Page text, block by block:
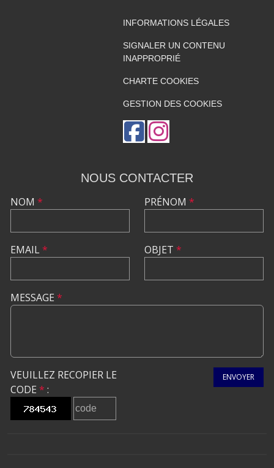
INFORMATIONS LÉGALES
SIGNALER UN CONTENU
INAPPROPRIÉ
CHARTE COOKIES
GESTION DES COOKIES
NOUS CONTACTER
NOM *
EMAIL*
PRÉNOM *
OBJET *
MESSAGE *
VEUILLEZ RECOPIER LE
CODE * :
ENVOYER